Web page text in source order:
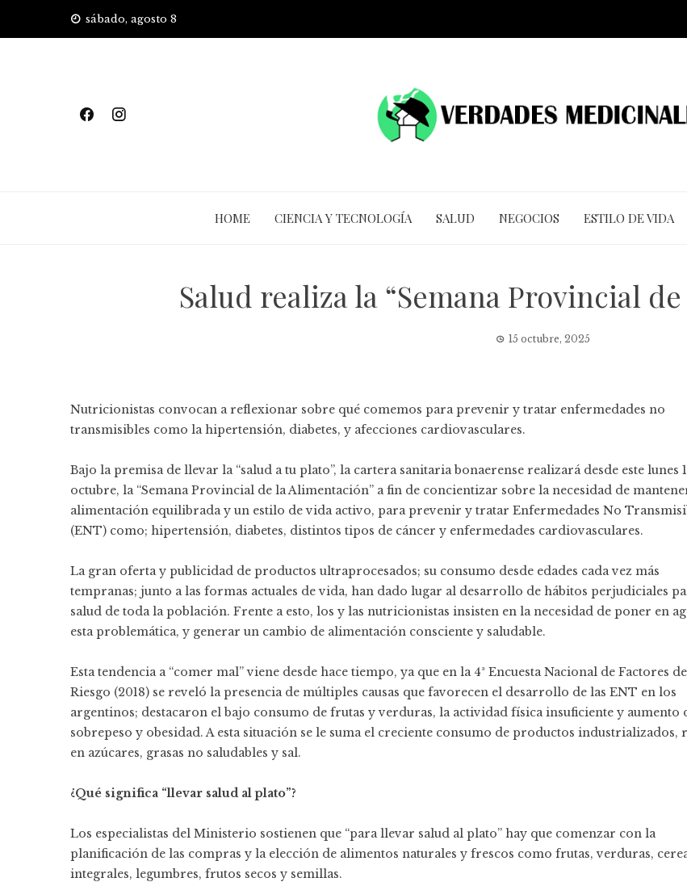
sábado, agosto 8
HOME CIENCIA Y TECNOLOGÍA SALUD NEGOCIOS ESTILO DE VIDA
Salud realiza la “Semana Provincial
15 octubre, 2025
Nutricionistas convocan a reflexionar sobre qué comemos para prevenir y tratar enfermedades no
transmisibles como la hipertensión, diabetes, y afecciones cardiovasculares.
Bajo la premisa de llevar la “salud a tu plato”, la cartera sanitaria bonaerense realizará desde este lunes
octubre, la “Semana Provincial de la Alimentación” a fin de concientizar sobre la necesidad de
alimentación equilibrada y un estilo de vida activo, para prevenir y tratar Enfermedades No
(ENT) como; hipertensión, diabetes, distintos tipos de cáncer y enfermedades cardiovasculares.
La gran oferta y publicidad de productos ultraprocesados; su consumo desde edades cada vez más
tempranas; junto a las formas actuales de vida, han dado lugar al desarrollo de hábitos perjudiciales
salud de toda la población. Frente a esto, los y las nutricionistas insisten en la necesidad de poner en
esta problemática, y generar un cambio de alimentación consciente y saludable.
Esta tendencia a “comer mal” viene desde hace tiempo, ya que en la 4ª Encuesta Nacional de Factores de
Riesgo (2018) se reveló la presencia de múltiples causas que favorecen el desarrollo de las ENT en los
argentinos; destacaron el bajo consumo de frutas y verduras, la actividad física insuficiente y aumento
sobrepeso y obesidad. A esta situación se le suma el creciente consumo de productos industrializados,
en azúcares, grasas no saludables y sal.
¿Qué significa “llevar salud al plato”?
Los especialistas del Ministerio sostienen que “para llevar salud al plato” hay que comenzar con la
planificación de las compras y la elección de alimentos naturales y frescos como frutas, verduras,
integrales, legumbres, frutos secos y semillas.